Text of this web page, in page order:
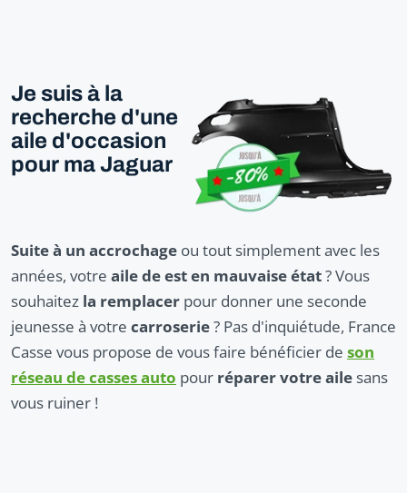
Je suis à la
recherche d'une
aile d'occasion
pour ma Jaguar
Suite à un accrochage ou tout simplement avec les
années, votre aile de est en mauvaise état? Vous
souhaitez la remplacer pour donner une seconde
jeunesse à votre carroserie? Pas d'inquiétude, France
Casse vous propose de vous faire bénéficier de son
réseau de casses auto pour réparer votre aile sans
vous ruiner !